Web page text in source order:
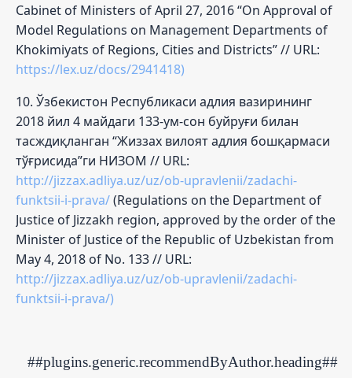
Cabinet of Ministers of April 27, 2016 “On Approval of
Model Regulations on Management Departments of
Khokimiyats of Regions, Cities and Districts” // URL:
https://lex.uz/docs/2941418)
10. Ўзбекистон Республикаси адлия вазирининг
2018 йил 4 майдаги 133-ум-сон буйруғи билан
тасждиқланган “Жиззах вилоят адлия бошқармаси
тўғрисида”ги НИЗОМ // URL:
http://jizzax.adliya.uz/uz/ob-upravlenii/zadachi-
funktsii-i-prava/(Regulations on the Department of
Justice of Jizzakh region, approved by the order of the
Minister of Justice of the Republic of Uzbekistan from
May 4, 2018 of No. 133 // URL:
http://jizzax.adliya.uz/uz/ob-upravlenii/zadachi-
funktsii-i-prava/)
##plugins.generic.recommendByAuthor.heading##